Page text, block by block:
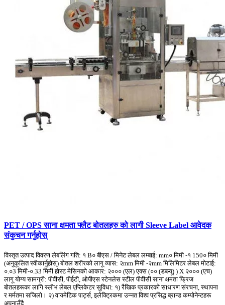
PET / OPS साना क्षमता फ्लैट बोतलहरु को लागी Sleeve Label आवेदक
संकुचन गर्नुहोस्
विस्तृत उत्पाद विवरण लेबलिंग गति: १ B० बीएस / मिनेट लेबल लम्बाई: mm० मिमी -१ 150० मिमी
(अनुकूलित स्वीकार्नुहोस्) बोतल शरीरको लागू व्यास: २mm मिमी -२mm मिलिमिटर लेबल मोटाई:
०.०3 मिमी-०.33 मिमी होस्ट मेसिनको आकार: २००० (एल) एक्स (०० (डब्ल्यू) ) X २००० (एच)
लागू योग्य सामग्री: पीवीसी, पीईटी, ओपीएस स्टेनलेस स्टील पीवीसी साना क्षमता फ्रिज
बोतलहरूका लागि स्लीभ लेबल एप्लिकेटर सुविधा: १) रैखिक प्रकारको साधारण संरचना, स्थापना
र मर्मतमा सजिलो। २) वायमेटिक पार्ट्स, इलेक्ट्रिकमा उन्नत विश्व प्रसिद्ध ब्रान्ड कम्पोनेन्टहरू
अपनाउँदै ...